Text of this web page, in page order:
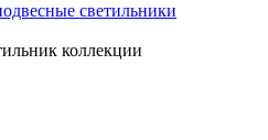
светильники
коллекции